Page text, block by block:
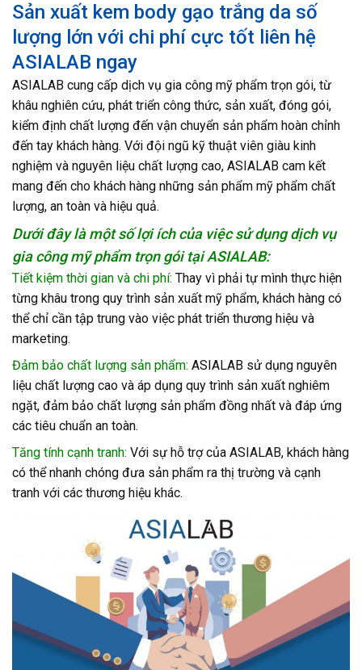
Sản xuất kem body gạo trắng da số
lượng lớn với chi phí cực tốt liên hệ
ASIALAB ngay
ASIALAB cung cấp dịch vụ gia công mỹ phẩm trọn gói, từ
khâu nghiên cứu, phát triển công thức, sản xuất, đóng gói,
kiểm định chất lượng đến vận chuyển sản phẩm hoàn chỉnh
đến tay khách hàng. Với đội ngũ kỹ thuật viên giàu kinh
nghiệm và nguyên liệu chất lượng cao, ASIALAB cam kết
mang đến cho khách hàng những sản phẩm mỹ phẩm chất
lượng, an toàn và hiệu quả.
Dưới đây là một số lợi ích của việc sử dụng dịch vụ
gia công mỹ phẩm trọn gói tại ASIALAB:
Tiết kiệm thời gian và chi phí: Thay vì phải tự mình thực hiện
từng khâu trong quy trình sản xuất mỹ phẩm, khách hàng có
thể chỉ cần tập trung vào việc phát triển thương hiệu và
marketing.
Đảm bảo chất lượng sản phẩm: ASIALAB sử dụng nguyên
liệu chất lượng cao và áp dụng quy trình sản xuất nghiêm
ngặt, đảm bảo chất lượng sản phẩm đồng nhất và đáp ứng
các tiêu chuẩn an toàn.
Tăng tính cạnh tranh: Với sự hỗ trợ của ASIALAB, khách hàng
có thể nhanh chóng đưa sản phẩm ra thị trường và cạnh
tranh với các thương hiệu khác.